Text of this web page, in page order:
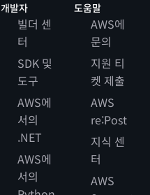
개발자
빌더 센
터
SDK 및
도구
AWS에
서의
.NET
AWS에
서의
도움말
AWS에
문의
지원 티
켓 제출
AWS
re:Post
지식 센
터
AWS